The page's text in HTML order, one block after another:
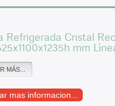
Refrigerada Cristal
mm
MÁS...
mas informacion...